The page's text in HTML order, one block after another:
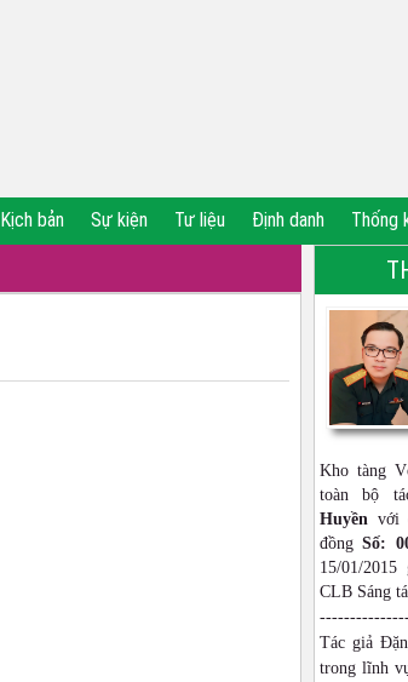
Kịch bản Sự kiện Tư liệu Định danh Thống
Kho tàng
toàn bộ
Huyền với
đồngSố:
15/01/
CLB Sáng
Tác giả
trong lĩnh